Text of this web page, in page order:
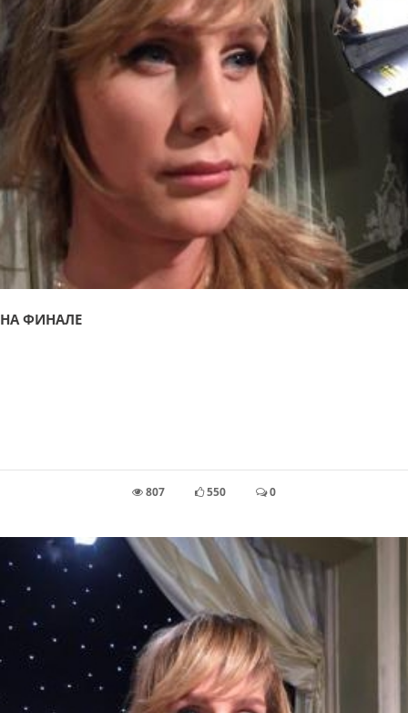
НА ФИНАЛЕ
807 550 0